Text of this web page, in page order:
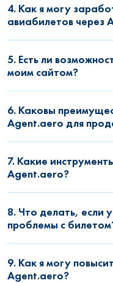
4. Как я могу
авиабилетов через
5. Есть ли
моим сайтом?
6. Каковы
Agent.aero для
7. Какие
Agent.aero?
8. Что делать, если
проблемы с
9. Как я могу
Agent.aero?